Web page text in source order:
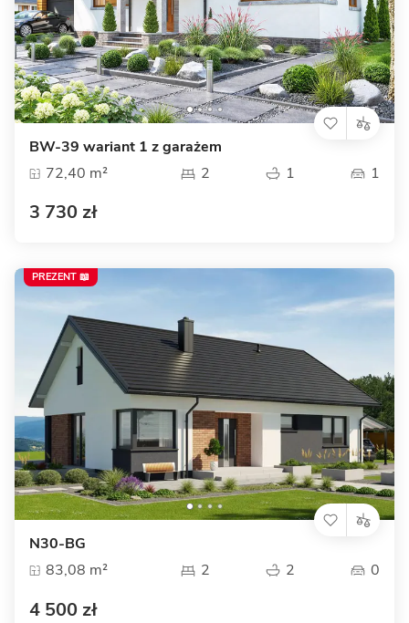
BW-39 wariant 1 z garażem
72,40 m²
2 1 1
3 730 zł
N30-BG
83,08 m²
2 2 0
4 500 zł
PREZENT 📖